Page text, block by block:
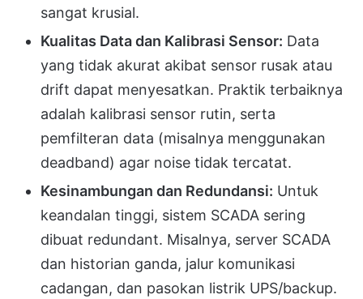
sangat krusial.
Kualitas Data dan Kalibrasi Sensor: Data
yang tidak akurat akibat sensor rusak atau
drift dapat menyesatkan. Praktik terbaiknya
adalah kalibrasi sensor rutin, serta
pemfilteran data (misalnya menggunakan
deadband) agar noise tidak tercatat.
Kesinambungan dan Redundansi: Untuk
keandalan tinggi, sistem SCADA sering
dibuat redundant. Misalnya, server SCADA
dan historian ganda, jalur komunikasi
cadangan, dan pasokan listrik UPS/backup.